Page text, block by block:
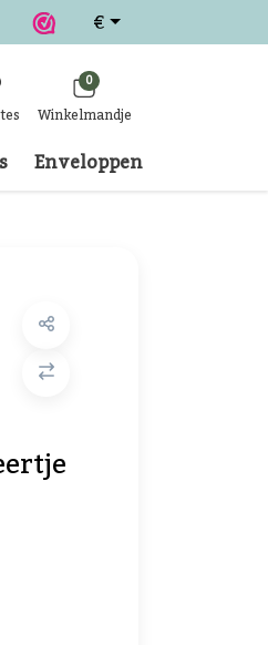
€
0
Winkelmandje
Enveloppen